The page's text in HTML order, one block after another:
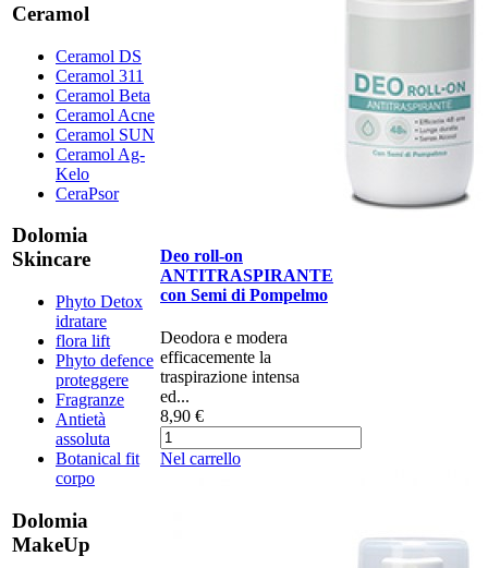
Ceramol
Ceramol DS
Ceramol 311
Ceramol Beta
Ceramol Acne
Ceramol SUN
Ceramol Ag-
Kelo
CeraPsor
Dolomia
Skincare
Phyto Detox
idratare
flora lift
Phyto defence
proteggere
Fragranze
Antietà
assoluta
Botanical fit
corpo
Dolomia
MakeUp
Deo roll-on
ANTITRASPIRANTE
con Semi di Pompelmo
Deodora e modera
efficacemente la
traspirazione intensa
ed...
8,90 €
Nel carrello